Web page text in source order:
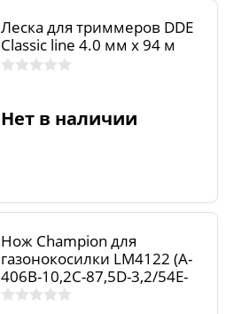
Леска для триммеров DDE
Classic line 4.0 мм х 94 м
Нет в наличии
Нож Champion для
газонокосилки LM4122 (A-
406B-10,2C-87,5D-3,2/54E-
10)